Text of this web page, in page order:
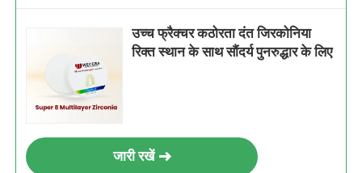
उच्च फ्रैक्चर कठोरता दंत जिरकोनिया
रिक्त स्थान के साथ सौंदर्य पुनरुद्धार के लिए
जारी रखें